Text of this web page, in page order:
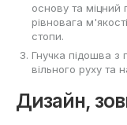
основу та міцний
рівновага
стопи.
Гнучка підошва
вільного руху та
Дизайн,